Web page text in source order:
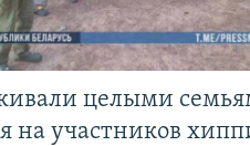
целыми
на участников